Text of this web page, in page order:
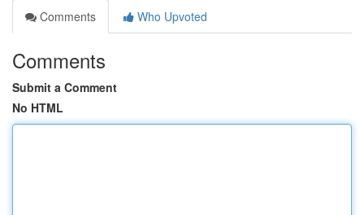
Comments
Who Upvoted
Comments
Submit a Comment
No HTML